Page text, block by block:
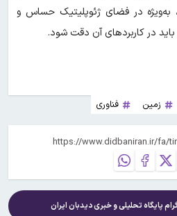
به‌ویژه در فضای ژئوپلیتیک حساس و
در کاربردهای آن دقت شود.
زمین فناوری
پایگاه تحلیلی و خبریدیدبان ایران